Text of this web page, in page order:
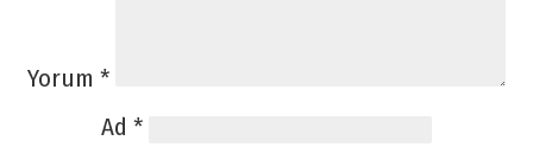
Yorum *
Ad *